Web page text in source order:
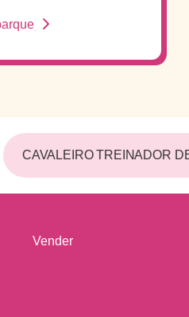
CAVALEIRO TREINADOR
Vender